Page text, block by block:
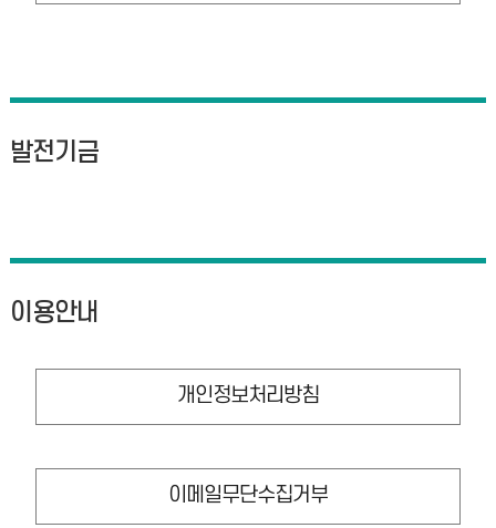
발전기금
이용안내
개인정보처리방침
이메일무단수집거부